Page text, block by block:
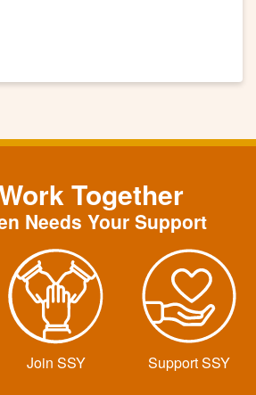
Together
Needs Your Support
Join SSY Support SSY